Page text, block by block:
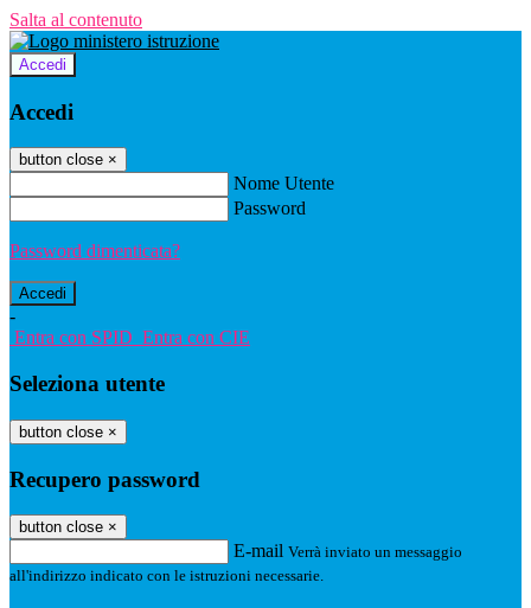
Salta al contenuto
Accedi
Accedi
button close ×
Nome Utente
Password
Password dimenticata?
-
Entra con SPID Entra con CIE
Seleziona utente
button close ×
Recupero password
button close ×
E-mail Verrà inviato un messaggio
all'indirizzo indicato con le istruzioni necessarie.